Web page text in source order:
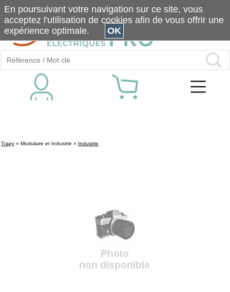
Trapy » Modulaire et Industrie » Industrie
En poursuivant votre navigation sur ce site, vous
acceptez l'utilisation de cookies afin de vous offrir une
expérience optimale.
OK